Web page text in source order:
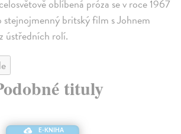
oblíbená próza se v roce 1967
britský film s Johnem
ústředních rolí.
tituly
E-KNIHA